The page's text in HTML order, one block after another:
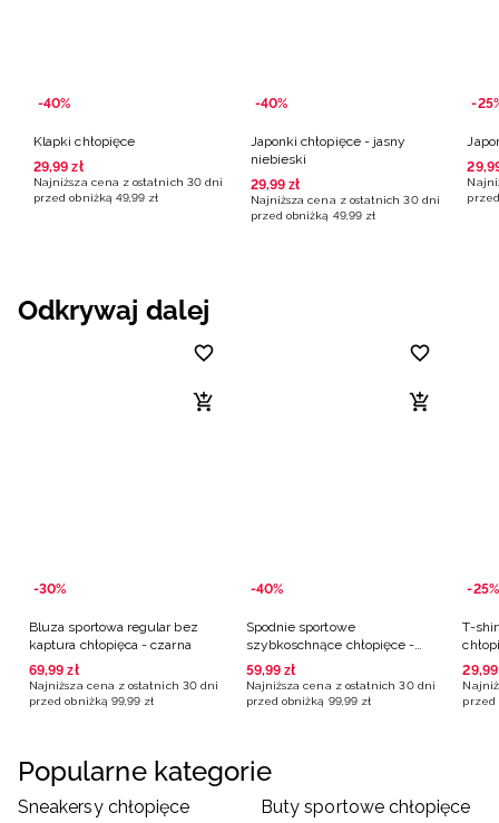
-40%
Klapki chłopięce
29,99 zł
Najniższa cena z ostatnich 30 dni
przed obniżką 49,99 zł
-40%
Japonki chłopięce - jasny
niebieski
29,99 zł
Najniższa cena z ostatnich 30 dni
przed obniżką 49,99 zł
-
29,
Odkrywaj dalej
-30%
Bluza sportowa regular bez
kaptura chłopięca - czarna
69,99 zł
Najniższa cena z ostatnich 30 dni
przed obniżką 99,99 zł
-40%
Spodnie sportowe
szybkoschnące chłopięce -
czarne
59,99 zł
Najniższa cena z ostatnich 30 dni
przed obniżką 99,99 zł
-25%
T-
29,99
przed
Popularne kategorie
Sneakersy chłopięce
Buty sportowe chłopięce